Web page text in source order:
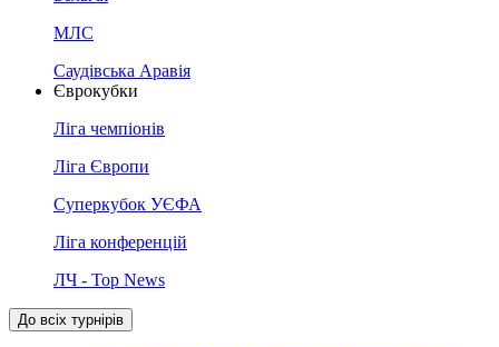
МЛС
Саудівська Аравія
Єврокубки
Ліга чемпіонів
Ліга Європи
Суперкубок УЄФА
Ліга конференцій
ЛЧ - Top News
До всіх турнірів